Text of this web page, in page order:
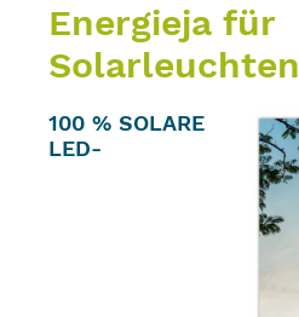
Energieja für
Solarleuchten
100 % SOLARE
LED-